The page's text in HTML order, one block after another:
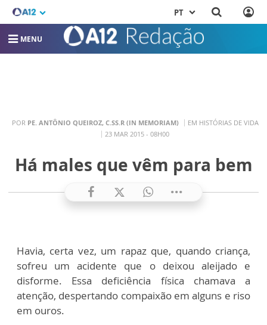
PT
MENU
POR PE. ANTÔNIO QUEIROZ, C.SS.R (IN MEMORIAM)
EM HISTÓRIAS DE VIDA
23 MAR 2015 - 08H00
Há males que vêm para bem
Havia, certa vez, um rapaz que, quando criança,
sofreu um acidente que o deixou aleijado e
disforme. Essa deficiência física chamava a
atenção, despertando compaixão em alguns e riso
em ouros.